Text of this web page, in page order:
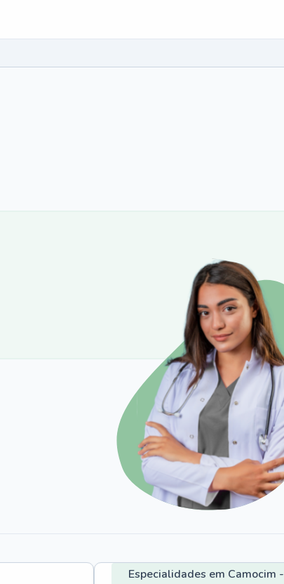
Especialidades em Camocim -